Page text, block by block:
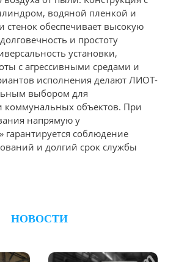
водяной пленкой и
стенок обеспечивает высокую
и простоту
установки,
с агрессивными средами и
исполнения делают ЛИОТ-
выбором для
объектов. При
напрямую у
гарантируется соблюдение
и долгий срок службы
НОВОСТИ